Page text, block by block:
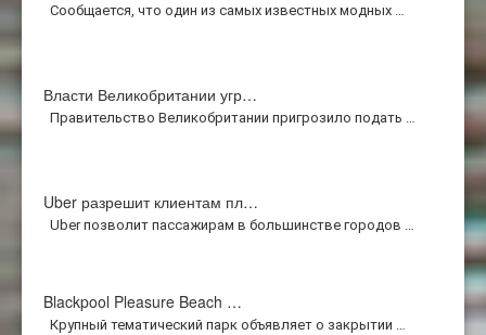
Сообщается, что один из самых известных модных …
Власти Великобритании угр…
Правительство Великобритании пригрозило подать …
Uber разрешит клиентам пл…
Uber позволит пассажирам в большинстве городов …
Blackpool Pleasure Beach …
Крупный тематический парк объявляет о закрытии …